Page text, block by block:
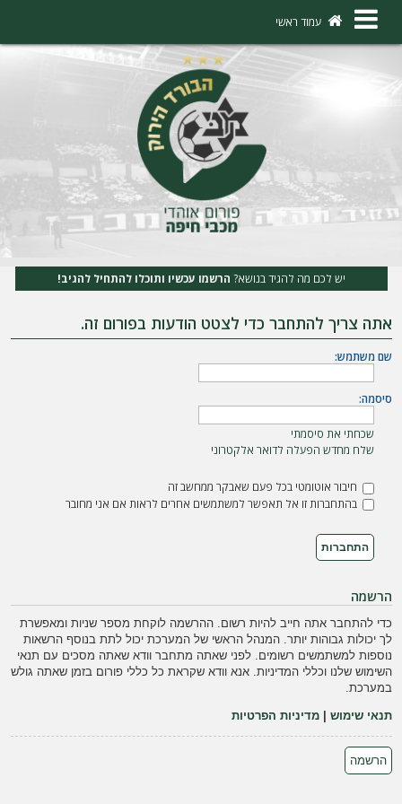
×
ו
ר
ש
ה
עמוד ראשי
יש לכם מה להגיד בנושא? הרשמו עכשיו ותוכלו להתחיל להגיב!
אתה צריך להתחבר כדי לצטט הודעות בפורום זה.
שם משתמש:
סיסמה:
שכחתי את סיסמתי
שלח מחדש הפעלה לדואר אלקטרוני
חיבור אוטומטי בכל פעם שאבקר ממחשב זה
בהתחברות זו אל תאפשר למשתמשים אחרים לראות אם אני מחובר
הרשמה
כדי להתחבר אתה חייב להיות רשום. ההרשמה לוקחת מספר שניות ומאפשרת
לך יכולות גבוהות יותר. המנהל הראשי של המערכת יכול לתת בנוסף הרשאות
נוספות למשתמשים רשומים. לפני שאתה מתחבר וודא שאתה מסכים עם תנאי
השימוש שלנו וכללי המדיניות. אנא וודא שקראת כל כללי פורום בזמן שאתה גולש
במערכת.
תנאי שימוש |מדיניות הפרטיות
הרשמה